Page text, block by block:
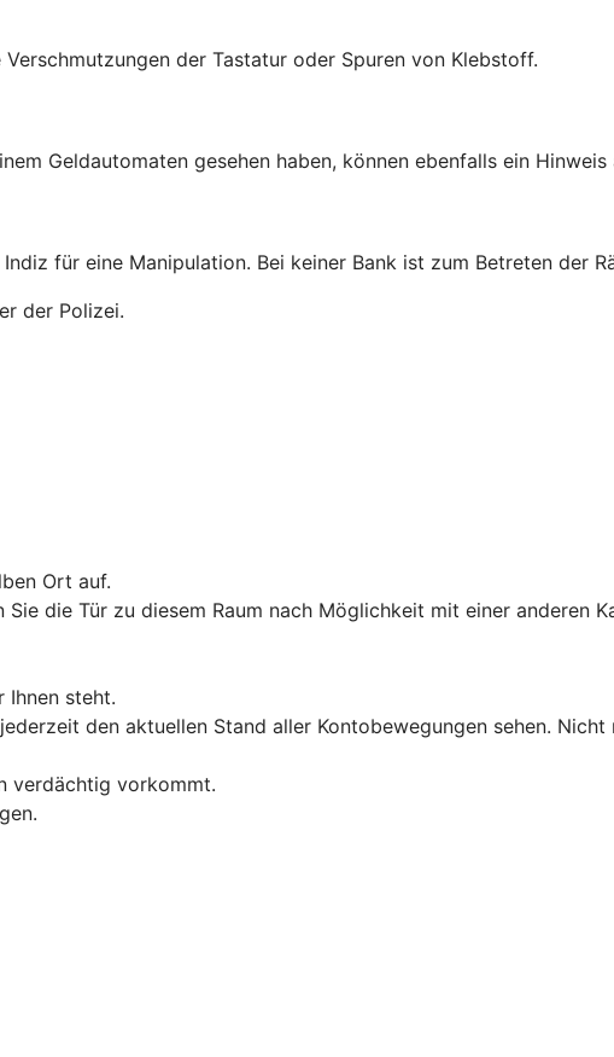
der Tastatur oder Spuren von Klebstoff.
Geldautomaten gesehen haben, können ebenfalls ein
für eine Manipulation. Bei keiner Bank ist zum Betreten der
der Polizei.
Ort auf.
die Tür zu diesem Raum nach Möglichkeit mit einer anderen
Ihnen steht.
den aktuellen Stand aller Kontobewegungen sehen.
verdächtig vorkommt.